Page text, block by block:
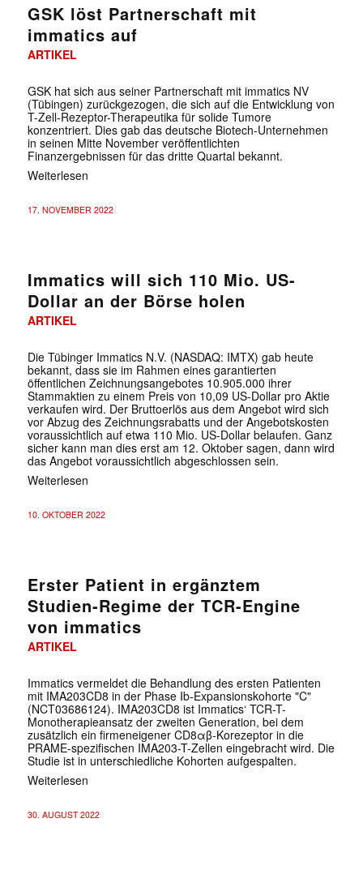
GSK löst Partnerschaft mit
immatics auf
ARTIKEL
GSK hat sich aus seiner Partnerschaft mit immatics NV
(Tübingen) zurückgezogen, die sich auf die Entwicklung von
T-Zell-Rezeptor-Therapeutika für solide Tumore
konzentriert. Dies gab das deutsche Biotech-Unternehmen
in seinen Mitte November veröffentlichten
Finanzergebnissen für das dritte Quartal bekannt.
Weiterlesen
17. NOVEMBER 2022
Immatics will sich 110 Mio. US-
Dollar an der Börse holen
ARTIKEL
Die Tübinger Immatics N.V. (NASDAQ: IMTX) gab heute
bekannt, dass sie im Rahmen eines garantierten
öffentlichen Zeichnungsangebotes 10.905.000 ihrer
Stammaktien zu einem Preis von 10,09 US-Dollar pro Aktie
verkaufen wird. Der Bruttoerlös aus dem Angebot wird sich
vor Abzug des Zeichnungsrabatts und der Angebotskosten
voraussichtlich auf etwa 110 Mio. US-Dollar belaufen. Ganz
sicher kann man dies erst am 12. Oktober sagen, dann wird
das Angebot voraussichtlich abgeschlossen sein.
Weiterlesen
10. OKTOBER 2022
Erster Patient in ergänztem
Studien-Regime der TCR-Engine
von immatics
ARTIKEL
Immatics vermeldet die Behandlung des ersten Patienten
mit IMA203CD8 in der Phase Ib-Expansionskohorte "C"
(NCT03686124). IMA203CD8 ist Immatics‘ TCR-T-
Monotherapieansatz der zweiten Generation, bei dem
zusätzlich ein firmeneigener CD8αβ-Korezeptor in die
PRAME-spezifischen IMA203-T-Zellen eingebracht wird. Die
Studie ist in unterschiedliche Kohorten aufgespalten.
Weiterlesen
30. AUGUST 2022